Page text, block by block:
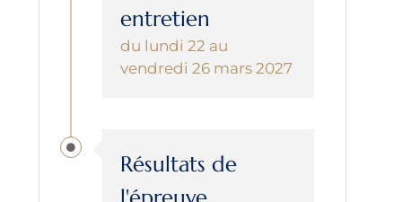
entretien
du lundi 22 au
vendredi 26 mars 2027
Résultats de